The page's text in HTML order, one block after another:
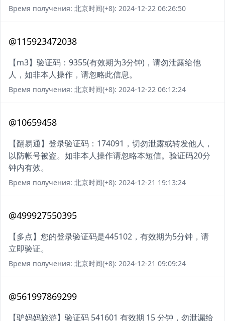
Время получения: 北京时间(+8): 2024-12-22 06:26:50
@115923472038
【m3】验证码：9355(有效期为3分钟)，请勿泄露给他
人，如非本人操作，请忽略此信息。
Время получения: 北京时间(+8): 2024-12-22 06:12:24
@10659458
【翻易通】登录验证码：174091，切勿泄露或转发他人，
以防帐号被盗。如非本人操作请忽略本短信。验证码20分
钟内有效。
Время получения: 北京时间(+8): 2024-12-21 19:13:24
@499927550395
【多点】您的登录验证码是445102，有效期为5分钟，请
立即验证。
Время получения: 北京时间(+8): 2024-12-21 09:09:24
@561997869299
【驴妈妈旅游】验证码 541601 有效期 15 分钟，勿泄漏给